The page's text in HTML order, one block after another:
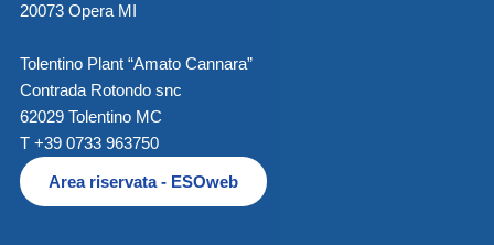
20073 Opera MI
Tolentino Plant “Amato Cannara”
Contrada Rotondo snc
62029 Tolentino MC
T +39 0733 963750
Area riservata - ESOweb